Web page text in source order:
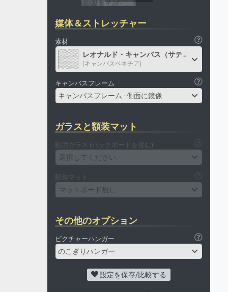
媒体＆ストレッチャー
素材
レオナルド・キャンバス（サテン）
(キャンバスベネチア)
キャンバスフレーム
キャンバスフレーム - 側面に鏡像
ガラスと額装マット
額用ガラス (バックボードを含む)
選択してください
額装マット
マットボード無し
その他のオプション
ピクチャーハンガー
のこぎりハンガー
設定を保存/比較する